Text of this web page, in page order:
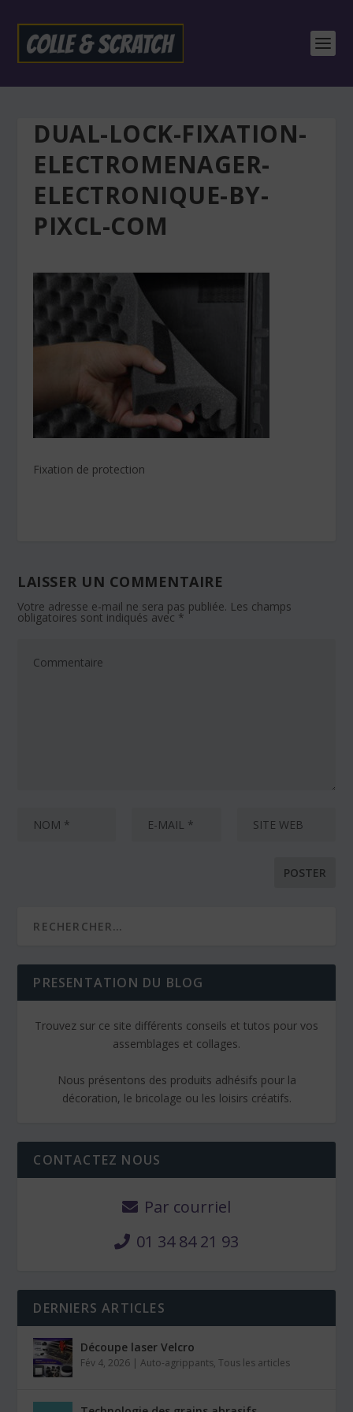
DUAL-LOCK-FIXATION-
ELECTROMENAGER-
ELECTRONIQUE-BY-
PIXCL-COM
Fixation de protection
LAISSER UN COMMENTAIRE
Votre adresse e-mail ne sera pas publiée. Les champs
obligatoires sont indiqués avec *
PRESENTATION DU BLOG
Trouvez sur ce site différents conseils et tutos pour vos
assemblages et collages.
Nous présentons des produits adhésifs pour la
décoration, le bricolage ou les loisirs créatifs.
CONTACTEZ NOUS
Par courriel
01 34 84 21 93
DERNIERS ARTICLES
Découpe laser Velcro
Fév 4, 2026 |Auto-agrippants,Tous les articles